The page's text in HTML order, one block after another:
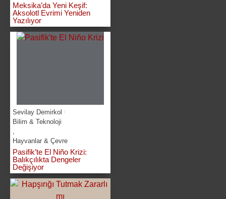
Meksika’da Yeni Keşif:
Aksolotl Evrimi Yeniden
Yazılıyor
Sevilay Demirkol
Bilim & Teknoloji
Hayvanlar & Çevre
Pasifik’te El Niño Krizi:
Balıkçılıkta Dengeler
Değişiyor